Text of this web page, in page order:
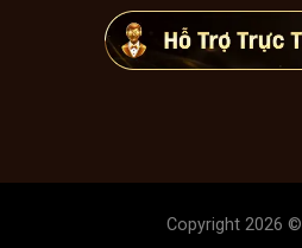
Copyright 2026 ©